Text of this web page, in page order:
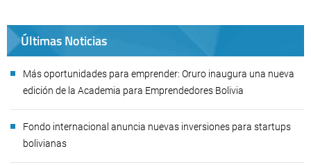
Últimas Noticias
Más oportunidades para emprender: Oruro inaugura una nueva
edición de la Academia para Emprendedores Bolivia
Fondo internacional anuncia nuevas inversiones para startups
bolivianas